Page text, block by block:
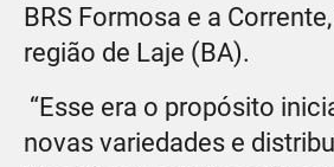
BRS Formosa e a
região de Laje (BA).
“Esse era o propósito
novas variedades e